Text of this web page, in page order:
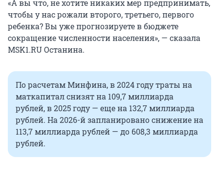
«А вы что, не хотите никаких мер предпринимать,
чтобы у нас рожали второго, третьего, первого
ребенка? Вы уже прогнозируете в бюджете
сокращение численности населения», — сказала
MSK1.RU Останина.
По расчетам Минфина, в 2024 году траты на
маткапитал снизят на 109,7 миллиарда
рублей, в 2025 году — еще на 132,7 миллиарда
рублей. На 2026-й запланировано снижение на
113,7 миллиарда рублей — до 608,3 миллиарда
рублей.